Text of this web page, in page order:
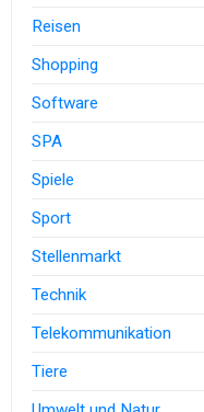
Reisen
Shopping
Software
SPA
Spiele
Sport
Stellenmarkt
Technik
Telekommunikation
Tiere